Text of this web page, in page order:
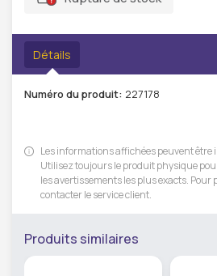
Détails
Numéro du produit: 227178
Les informations affichées peuvent être
Utilisez toujours le produit physique
les avertissements les plus exacts.
contacter le service client.
Produits similaires